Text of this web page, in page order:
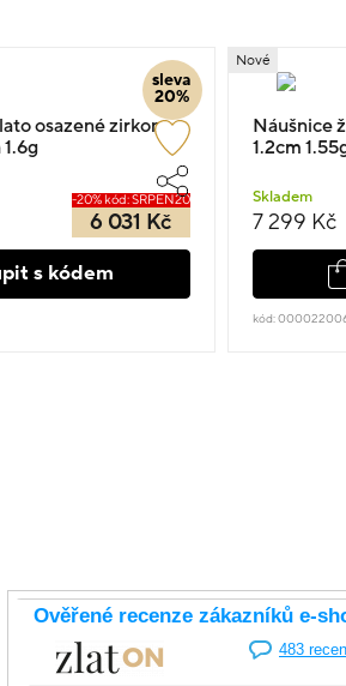
sleva
20%
osazené zirkony
1.6g
-20% kód: SRPEN20
6 031 Kč
s kódem
Nové
Náušnice
1.2cm
Skladem
7 299 Kč
kód: